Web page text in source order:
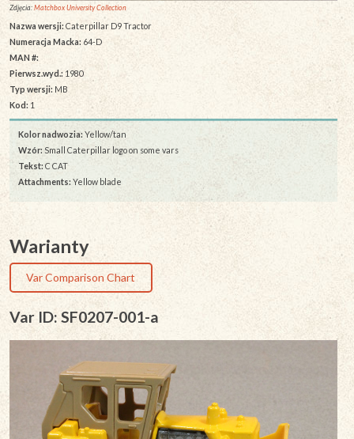
Zdjęcia:Matchbox University Collection
Nazwa wersji: Caterpillar D9 Tractor
Numeracja Macka: 64-D
MAN #:
Pierwsz.wyd.:1980
Typ wersji: MB
Kod: 1
Kolor nadwozia:Yellow/tan
Wzór: Small Caterpillar logo on some vars
Tekst: C CAT
Attachments: Yellow blade
Warianty
Var Comparison Chart
Var ID: SF0207-001-a